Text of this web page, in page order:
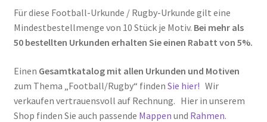
Für diese Football-Urkunde / Rugby-Urkunde gilt eine
Mindestbestellmenge von 10 Stück je Motiv. Bei mehr als
50 bestellten Urkunden erhalten Sie einen Rabatt von 5%.
Einen Gesamtkatalog mit allen Urkunden und Motiven
zum Thema „Football/Rugby“ finden Sie hier! Wir
verkaufen vertrauensvoll auf Rechnung. Hier in unserem
Shop finden Sie auch passende Mappen und Rahmen.